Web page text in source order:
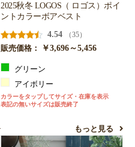
2025秋冬 LOGOS（ ロゴス）ポイ
ントカラーボアベスト
4.54
（35）
販売価格：
￥3,696～5,456
グリーン
アイボリー
カラーをタップしてサイズ・在庫を表示
表記の無いサイズは販売終了
もっと見る